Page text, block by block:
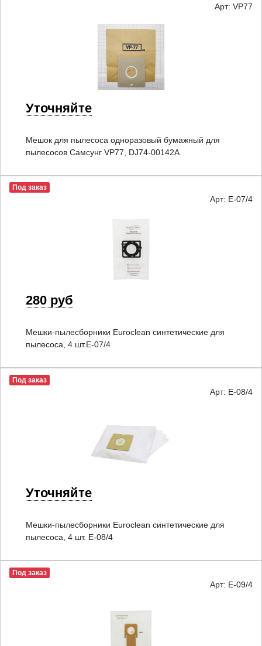
Арт: VP77
Уточняйте
Мешок для пылесоса одноразовый бумажный для
пылесосов Самсунг VP77, DJ74-00142A
Под заказ
Арт: E-07/4
280 руб
Мешки-пылесборники Euroclean синтетические для
пылесоса, 4 шт.E-07/4
Под заказ
Арт: E-08/4
Уточняйте
Мешки-пылесборники Euroclean синтетические для
пылесоса, 4 шт. E-08/4
Под заказ
Арт: E-09/4